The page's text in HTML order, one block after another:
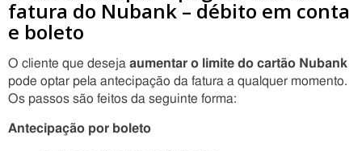
fatura do Nubank – débito em conta
e boleto
O cliente que deseja aumentar o limite do cartão Nubank
pode optar pela antecipação da fatura a qualquer momento.
Os passos são feitos da seguinte forma:
Antecipação por boleto